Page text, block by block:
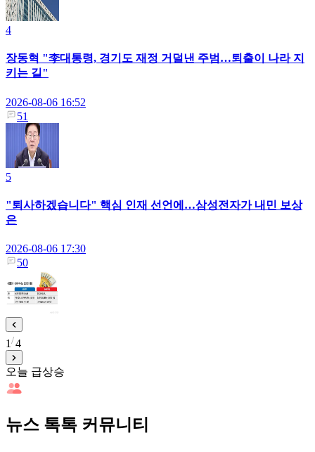
4
장동혁 "李대통령, 경기도 재정 거덜낸 주범…퇴출이 나라 지
키는 길"
2026-08-06 16:52
51
5
"퇴사하겠습니다" 핵심 인재 선언에…삼성전자가 내민 보상
은
2026-08-06 17:30
50
1 4
오늘 급상승
뉴스 톡톡 커뮤니티